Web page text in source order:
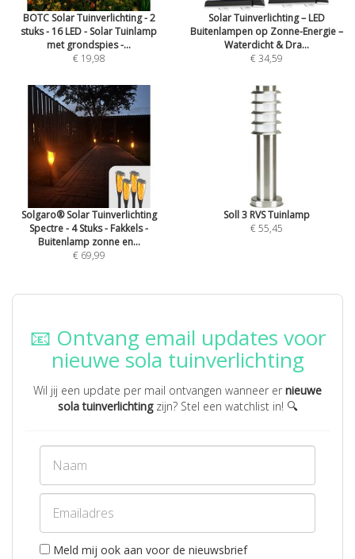
BOTC Solar Tuinverlichting - 2
stuks - 16 LED - Solar Tuinlamp
met grondspies -...
€ 19,98
Solar Tuinverlichting – LED
Buitenlampen op Zonne-Energie –
Waterdicht & Dra...
€ 34,59
Solgaro® Solar Tuinverlichting
Spectre - 4 Stuks - Fakkels -
Buitenlamp zonne en...
€ 69,99
Soll 3 RVS Tuinlamp
€ 55,45
📧 Ontvang email updates voor
nieuwe sola tuinverlichting
Wil jij een update per mail ontvangen wanneer er nieuwe
sola tuinverlichtingzijn? Stel een watchlist in! 🔍
Meld mij ook aan voor de nieuwsbrief